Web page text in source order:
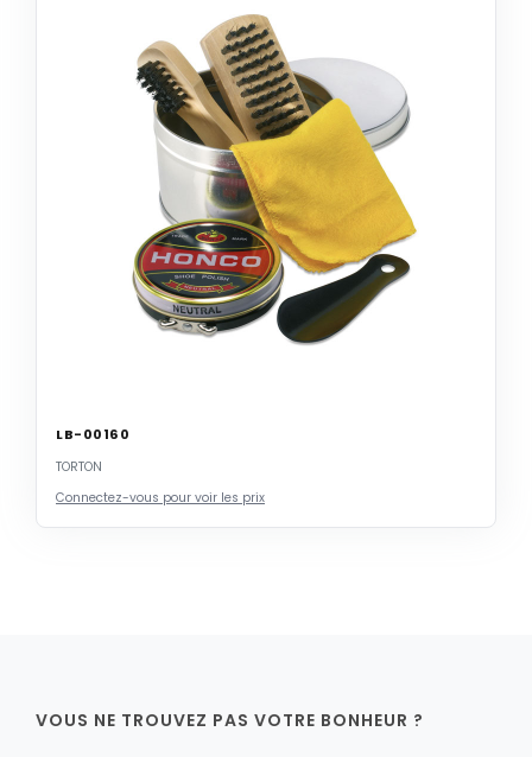
LB-00160
TORTON
Connectez-vous pour voir les prix
VOUS NE TROUVEZ PAS VOTRE BONHEUR ?